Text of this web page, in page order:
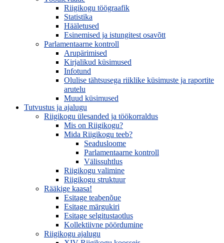
Riigikogu töögraafik
Statistika
Hääletused
Esinemised ja istungitest osavõtt
Parlamentaarne kontroll
Arupärimised
Kirjalikud küsimused
Infotund
Olulise tähtsusega riiklike küsimuste ja raportite
arutelu
Muud küsimused
Tutvustus ja ajalugu
Riigikogu ülesanded ja töökorraldus
Mis on Riigikogu?
Mida Riigikogu teeb?
Seadusloome
Parlamentaarne kontroll
Välissuhtlus
Riigikogu valimine
Riigikogu struktuur
Rääkige kaasa!
Esitage teabenõue
Esitage märgukiri
Esitage selgitustaotlus
Kollektiivne pöördumine
Riigikogu ajalugu